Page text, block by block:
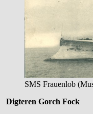
SMS Frauenlob
Digteren Gorch Fock